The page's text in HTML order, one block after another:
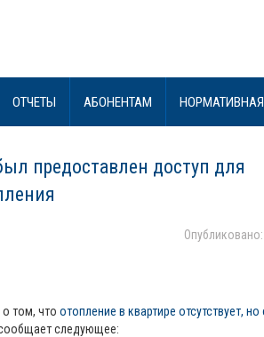
ОТЧЕТЫ АБОНЕНТАМ
предоставлен доступ для
Опубликовано:
том, что отопление в квартире отсутствует, но
следующее: